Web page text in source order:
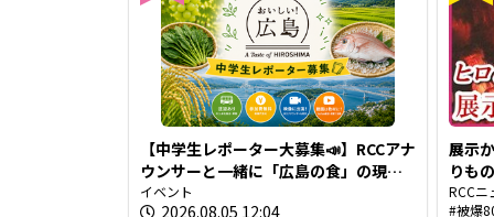
【中学生レポーター大募集📣】RCCアナ
ウンサーと一緒に「広島の食」の現場
を取材しよう！
イベント
2026.08.05 12:04
展示
りも
ト作
RCCニ
被爆